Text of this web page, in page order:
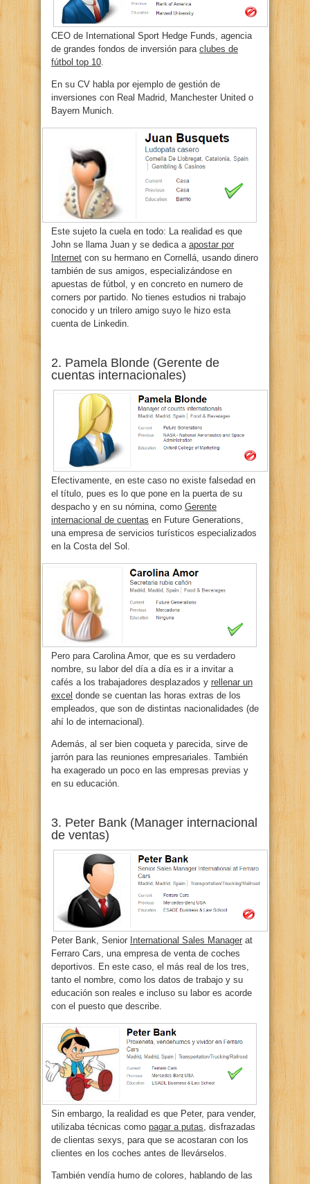
CEO de International Sport Hedge Funds, agencia
de grandes fondos de inversión para clubes de
fútbol top 10.
En su CV habla por ejemplo de gestión de
inversiones con Real Madrid, Manchester United o
Bayern Munich.
Este sujeto la cuela en todo: La realidad es que
John se llama Juan y se dedica a apostar por
Internet con su hermano en Cornellá, usando dinero
también de sus amigos, especializándose en
apuestas de fútbol, y en concreto en numero de
corners por partido. No tienes estudios ni trabajo
conocido y un trilero amigo suyo le hizo esta
cuenta de Linkedin.
2. Pamela Blonde (Gerente de
cuentas internacionales)
Efectivamente, en este caso no existe falsedad en
el título, pues es lo que pone en la puerta de su
despacho y en su nómina, como Gerente
internacional de cuentas en Future Generations,
una empresa de servicios turísticos especializados
en la Costa del Sol.
Pero para Carolina Amor, que es su verdadero
nombre, su labor del día a día es ir a invitar a
cafés a los trabajadores desplazados y rellenar un
excel donde se cuentan las horas extras de los
empleados, que son de distintas nacionalidades (de
ahí lo de internacional).
Además, al ser bien coqueta y parecida, sirve de
jarrón para las reuniones empresariales. También
ha exagerado un poco en las empresas previas y
en su educación.
3. Peter Bank (Manager internacional
de ventas)
Peter Bank, Senior International Sales Manager at
Ferraro Cars, una empresa de venta de coches
deportivos. En este caso, el más real de los tres,
tanto el nombre, como los datos de trabajo y su
educación son reales e incluso su labor es acorde
con el puesto que describe.
Sin embargo, la realidad es que Peter, para vender,
utilizaba técnicas como pagar a putas, disfrazadas
de clientas sexys, para que se acostaran con los
clientes en los coches antes de llevárselos.
También vendía humo de colores, hablando de las